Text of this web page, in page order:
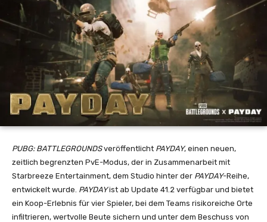
PUBG: BATTLEGROUNDSveröffentlicht PAYDAY, einen neuen,
zeitlich begrenzten PvE-Modus, der in Zusammenarbeit mit
Starbreeze Entertainment, dem Studio hinter der PAYDAY-Reihe,
entwickelt wurde. PAYDAYist ab Update 41.2 verfügbar und bietet
ein Koop-Erlebnis für vier Spieler, bei dem Teams risikoreiche Orte
infiltrieren, wertvolle Beute sichern und unter dem Beschuss von